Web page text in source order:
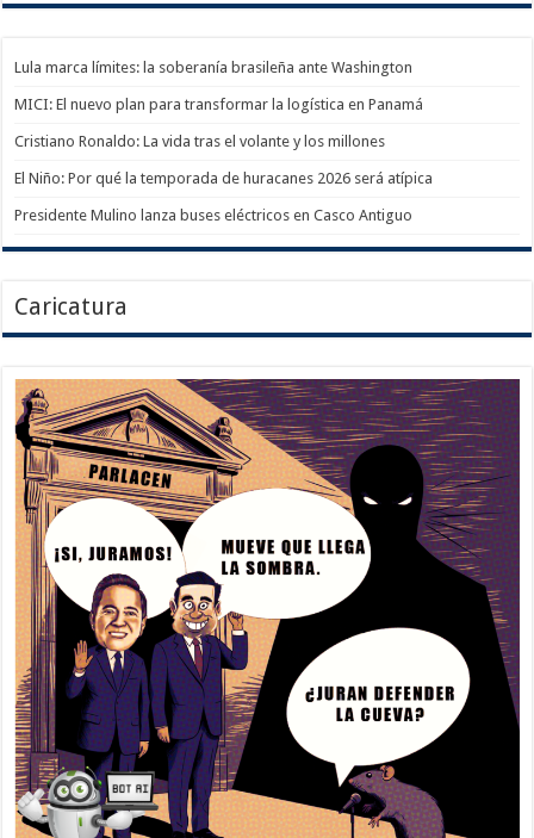
Lula marca límites: la soberanía brasileña ante Washington
MICI: El nuevo plan para transformar la logística en Panamá
Cristiano Ronaldo: La vida tras el volante y los millones
El Niño: Por qué la temporada de huracanes 2026 será atípica
Presidente Mulino lanza buses eléctricos en Casco Antiguo
Caricatura